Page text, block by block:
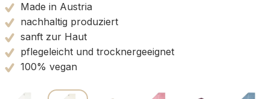
Made in Austria
nachhaltig produziert
sanft zur Haut
pflegeleicht und trocknergeeignet
100% vegan